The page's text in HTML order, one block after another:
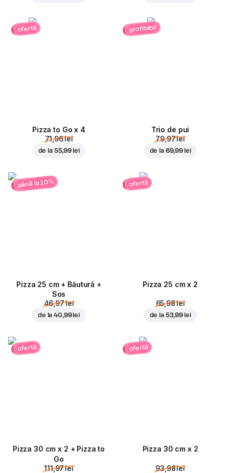
ofertă
Pizza to Go x 4
71,96 lei
de la 55,99 lei
profitabil
Trio de pui
79,97 lei
de la 69,99 lei
până la 10%
Pizza 25 cm + Băutură +
Sos
46,97 lei
de la40,99 lei
ofertă
Pizza 25 cm x 2
65,98 lei
de la 53,99 lei
ofertă
Pizza 30 cm x 2 + Pizza to
Go
111,97 lei
ofertă
Pizza 30 cm x 2
93,98 lei